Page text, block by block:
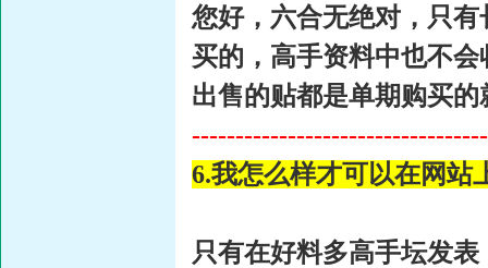
您好，六合无绝对，只
买的，高手资料中也不
出售的贴都是单期购买
6.我怎么样才可以在网站
只有在好料多高手坛发